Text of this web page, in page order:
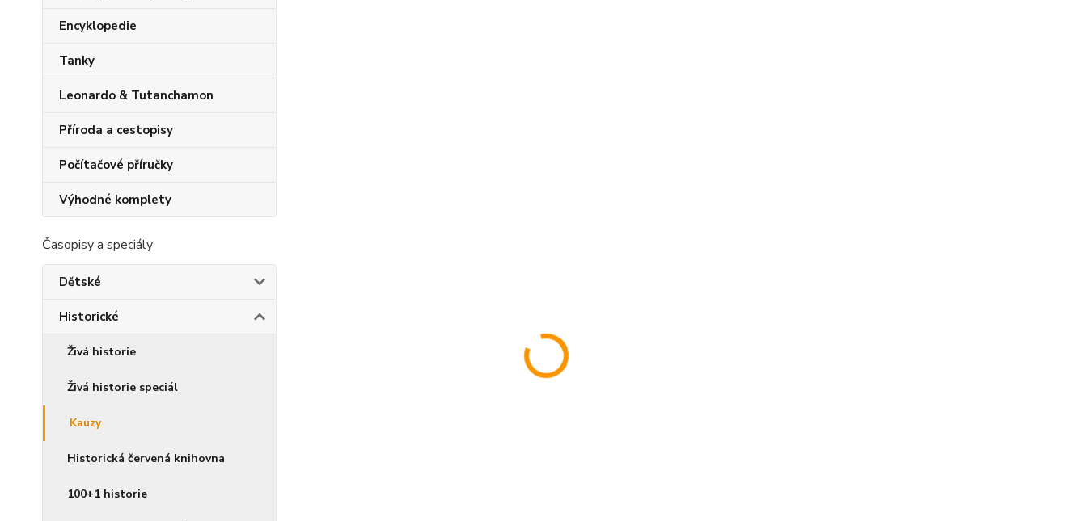
Encyklopedie
Tanky
Leonardo & Tutanchamon
Příroda a cestopisy
Počítačové příručky
Výhodné komplety
Časopisy a speciály
Dětské
Historické
Živá historie
Živá historie speciál
Kauzy
Historická červená knihovna
100+1 historie